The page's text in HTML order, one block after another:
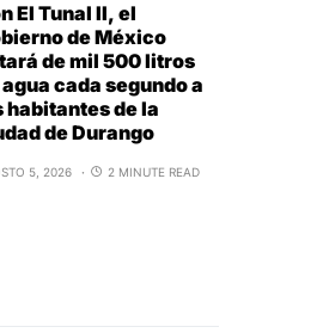
El Tunal II, el
de México
de mil 500 litros
cada segundo a
habitantes de la
de Durango
5, 2026 2 MINUTE READ